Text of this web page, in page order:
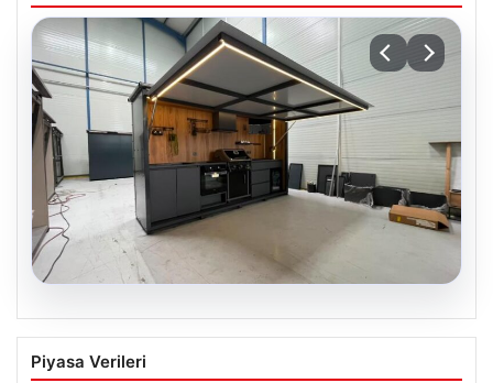
Açık Hava Mekanlarında Estetik ve
bahçe mutfağı Çözümleri
Piyasa Verileri